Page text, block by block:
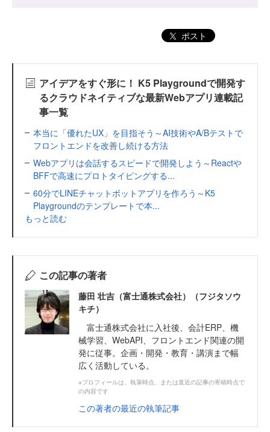
ポスト
アイデアをすぐ形に！ K5 Playgroundで開発す
るクラウドネイティブな最新Webアプリ連載記
事一覧
本当に「優れたUX」を目指そう～AI技術やA/Bテストで
フロントエンドを改善し続ける方法
Webアプリは会話するスピードで開発しよう～Reactや
BFFで高速にプロトタイピングする...
60分でLINEチャットボットアプリを作ろう～K5
Playgroundのテンプレートで本...
もっと読む
この記事の著者
藤田 壮吉（富士通株式会社）（フジタソウ
キチ）
富士通株式会社に入社後、会計ERP、機
械学習、WebAPI、フロントエンド関連の開
発に従事。企画・開発・教育・講演まで幅
広く活動している。
※プロフィールは、執筆時点、または直近の記事の寄稿時点で
の内容です
この著者の最近の執筆記事